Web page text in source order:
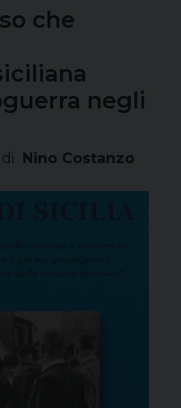
che
negli
di Nino Costanzo